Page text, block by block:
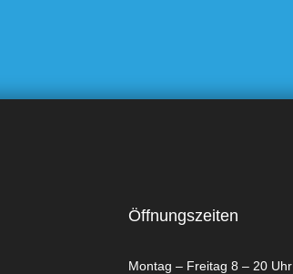
Öffnungszeiten
Montag – Freitag 8 – 20 Uhr